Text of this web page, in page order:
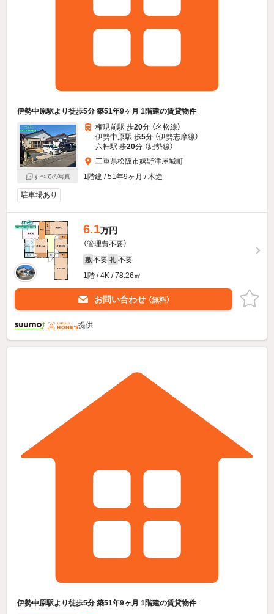
伊勢中原駅より徒歩5分 築51年9ヶ月 1階建の賃貸物件
すべての写真
権現前駅 歩20分 （名松線）
伊勢中原駅 歩5分 （伊勢志摩線）
六軒駅 歩20分 （紀勢線）
三重県松阪市嬉野津屋城町
1階建 / 51年9ヶ月 / 木造
駐車場あり
6.1万円
（管理費不要）
敷 不要 礼 不要
1階 / 4K / 78.26㎡
お問い合わせ （無料）
提供
伊勢中原駅より徒歩5分 築51年9ヶ月 1階建の賃貸物件